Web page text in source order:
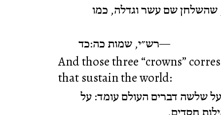
שהשלחן שם עשר וגדלה, כמו
רש״י, שמות כה:כד
And those three “crowns”
that sustain the world:
שלשה דברים העולם עומד: על